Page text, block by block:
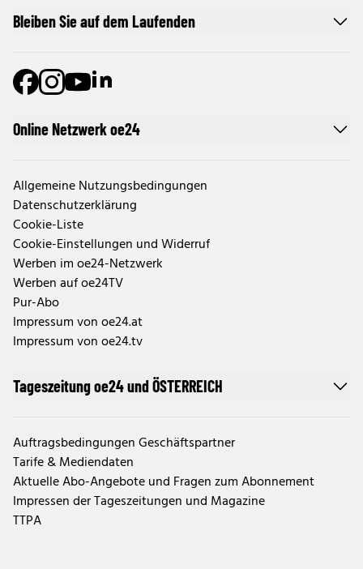
Online Netzwerk oe24
Allgemeine Nutzungsbedingungen
Datenschutzerklärung
Cookie-Liste
Cookie-Einstellungen und Widerruf
Werben im oe24-Netzwerk
Werben auf oe24TV
Pur-Abo
Impressum von oe24.at
Impressum von oe24.tv
Tageszeitung oe24 und ÖSTERREICH
Auftragsbedingungen Geschäftspartner
Tarife & Mediendaten
Aktuelle Abo-Angebote und Fragen zum Abonnement
Impressen der Tageszeitungen und Magazine
TTPA
Bleiben Sie auf dem Laufenden